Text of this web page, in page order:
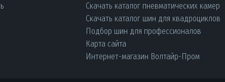
Скачать каталог пневматических камер
Скачать каталог шин для квадроциклов
Подбор шин для профессионалов
Карта сайта
Интернет-магазин Волтайр-Пром